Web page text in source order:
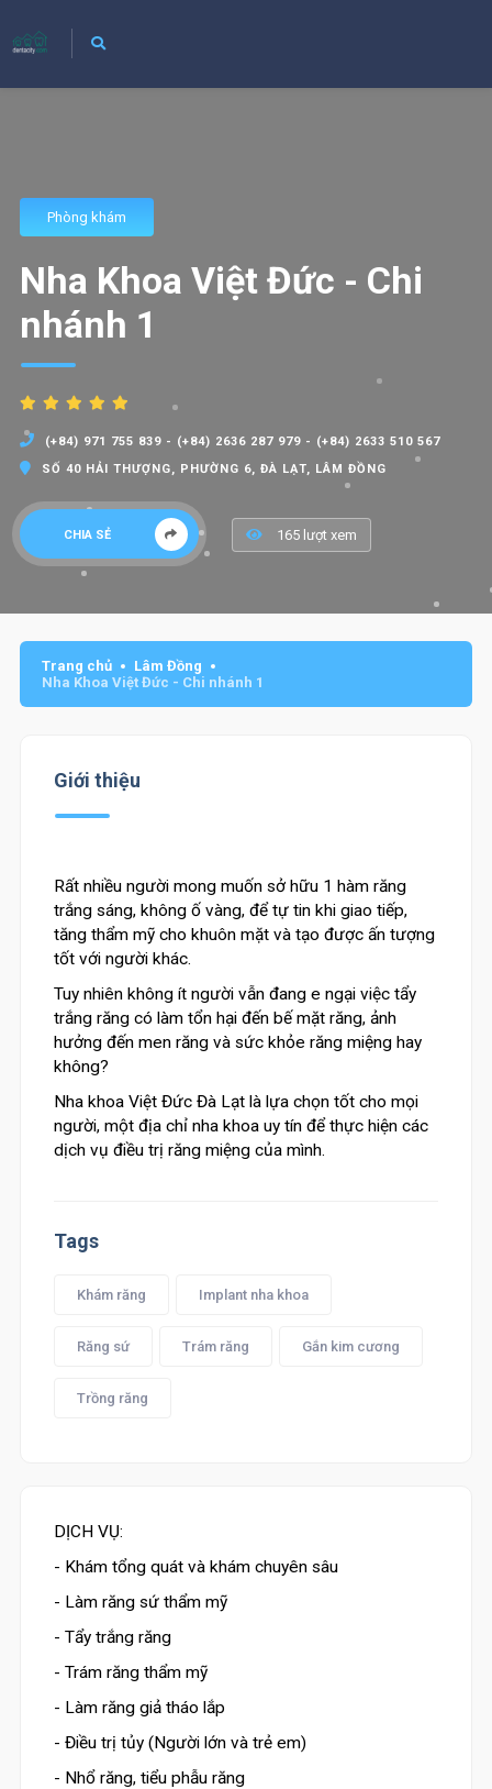
Phòng khám
Nha Khoa Việt Đức - Chi
nhánh 1
(+84) 971 755 839 - (+84) 2636 287 979 - (+84) 2633 510 567
SỐ 40 HẢI THƯỢNG, PHƯỜNG 6, ĐÀ LẠT, LÂM ĐỒNG
CHIA SẺ 165 lượt xem
Trang chủ
Lâm Đồng
Nha Khoa Việt Đức - Chi nhánh 1
Giới thiệu
Rất nhiều người mong muốn sở hữu 1 hàm răng
trắng sáng, không ố vàng, để tự tin khi giao tiếp,
tăng thẩm mỹ cho khuôn mặt và tạo được ấn tượng
tốt với người khác.
Tuy nhiên không ít người vẫn đang e ngại việc tẩy
trắng răng có làm tổn hại đến bế mặt răng, ảnh
hưởng đến men răng và sức khỏe răng miệng hay
không?
Nha khoa Việt Đức Đà Lạt là lựa chọn tốt cho mọi
người, một địa chỉ nha khoa uy tín để thực hiện các
dịch vụ điều trị răng miệng của mình.
Tags
Khám răng Implant nha khoa
Răng sứ Trám răng Gắn kim cương
Trồng răng
DỊCH VỤ:
- Khám tổng quát và khám chuyên sâu
- Làm răng sứ thẩm mỹ
- Tẩy trắng răng
- Trám răng thẩm mỹ
- Làm răng giả tháo lắp
- Điều trị tủy (Người lớn và trẻ em)
- Nhổ răng, tiểu phẫu răng